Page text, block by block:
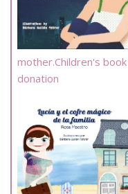
mother.Children's
donation